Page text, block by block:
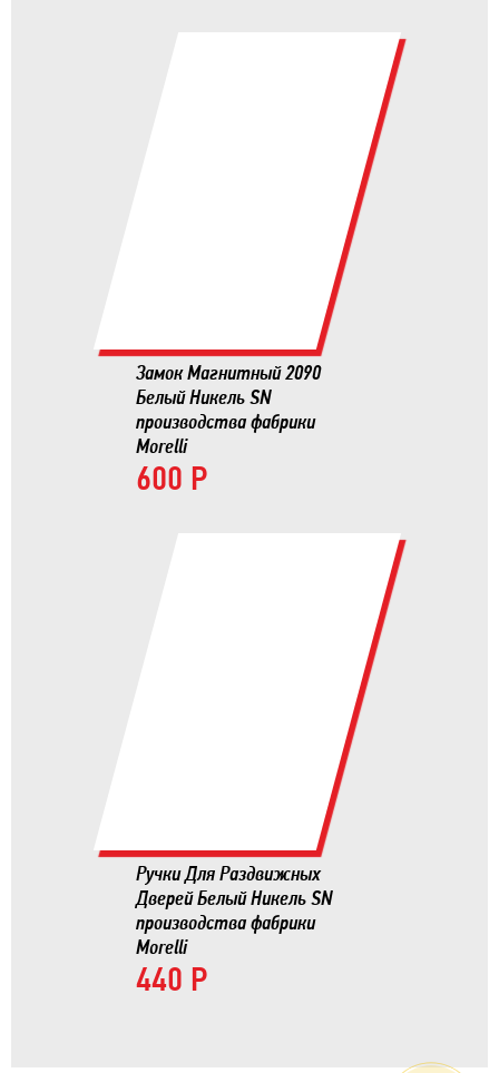
Замок Магнитный 2090
Белый Никель SN
производства фабрики
Morelli
600 Р
Ручки Для Раздвижных
Дверей Белый Никель SN
производства фабрики
Morelli
440 Р